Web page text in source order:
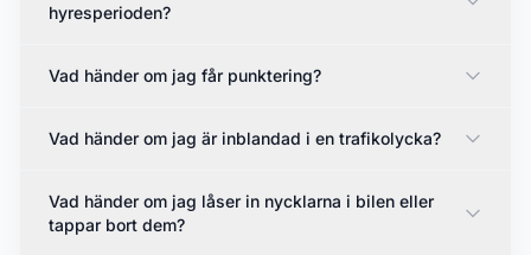
hyresperioden?
Vad händer om jag får punktering?
Vad händer om jag är inblandad i en trafikolycka?
Vad händer om jag låser in nycklarna i bilen eller
tappar bort dem?